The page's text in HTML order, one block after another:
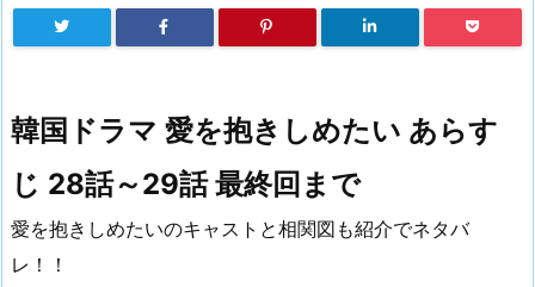
韓国ドラマ 愛を抱きしめたい あらす
じ 28話～29話 最終回まで
愛を抱きしめたいのキャストと相関図も紹介でネタバ
レ！！